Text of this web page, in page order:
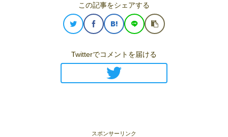
この記事をシェアする
Twitterでコメントを届ける
スポンサーリンク